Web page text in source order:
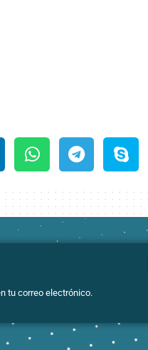
tu correo electrónico.